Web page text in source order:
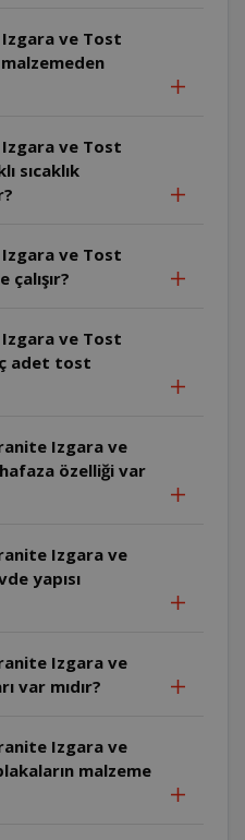
ve Tost
ve Tost
sıcaklık
ve Tost
ve Tost
adet tost
Izgara ve
özelliği var
Izgara ve
yapısı
Izgara ve
var mıdır?
Izgara ve
malzeme